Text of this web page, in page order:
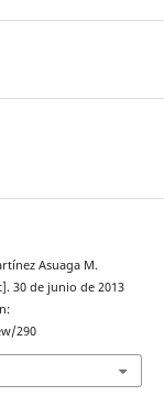
Asuaga M.
30 de junio de 2013
290